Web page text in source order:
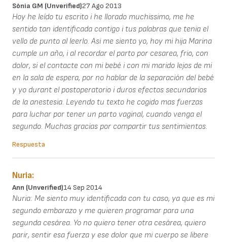
Sònia GM (unverified)27 Ago 2013
Hoy he leído tu escrito i he llorado muchissimo, me he
sentido tan identificada contigo i tus palabras que tenia el
vello de punto al leerlo. Asi me siento yo, hoy mi hija Marina
cumple un año, i al recordar el parto por cesarea, frio, con
dolor, si el contacte con mi bebé i con mi marido lejos de mi
en la sala de espera, por no hablar de la separación del bebé
y yo durant el postoperatorio i duros efectos secundarios
de la anestesia. Leyendo tu texto he cogido mas fuerzas
para luchar por tener un parto vaginal, cuando venga el
segundo. Muchas gracias por compartir tus sentimientos.
Respuesta
Nuria:
Ann (unverified)14 Sep 2014
Nuria: Me siento muy identificada con tu caso, ya que es mi
segundo embarazo y me quieren programar para una
segunda cesárea. Yo no quiero tener otra cesárea, quiero
parir, sentir esa fuerza y ese dolor que mi cuerpo se libere